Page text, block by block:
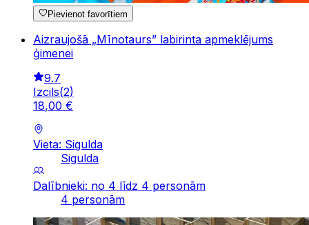
Pievienot favorītiem
Aizraujošā „Mīnotaurs” labirinta apmeklējums
ģimenei
9.7
Izcils(2)
18,00 €
Vieta: Sigulda
Sigulda
Dalībnieki: no 4 līdz 4 personām
4 personām